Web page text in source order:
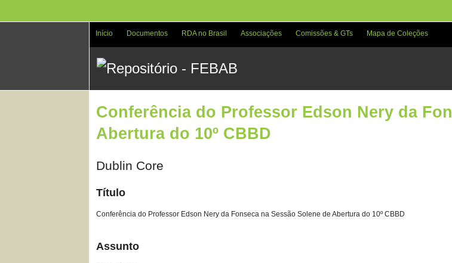
Início Documentos RDA no Brasil Associações Comissões & GTs Mapa de Coleções
Conferência do Professor Edson Nery da
Abertura do 10º CBBD
Dublin Core
Título
Conferência do Professor Edson Nery da Fonseca na Sessão Solene de Abertura do 10º CBBD
Assunto